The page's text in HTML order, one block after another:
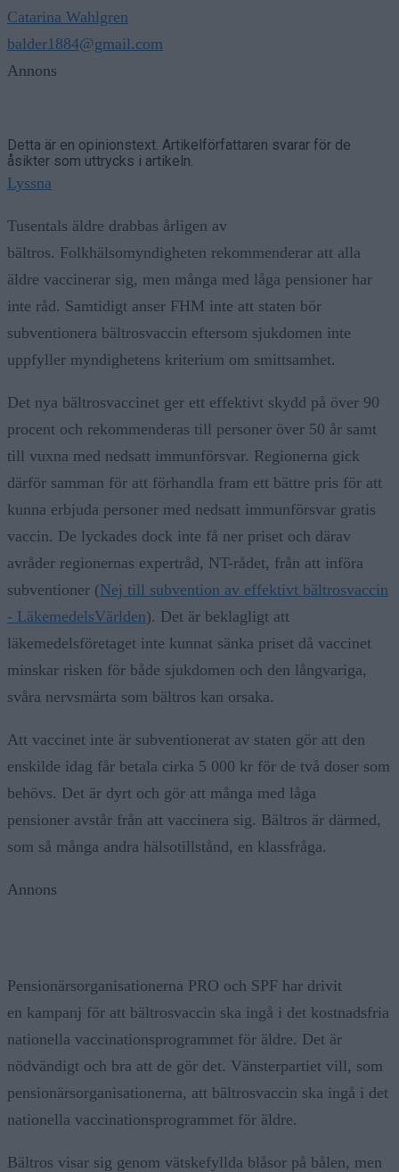
Catarina Wahlgren
balder1884@gmail.com
Annons
Detta är en opinionstext. Artikelförfattaren svarar för de
åsikter som uttrycks i artikeln.
Lyssna
Tusentals äldre drabbas årligen av
bältros. Folkhälsomyndigheten rekommenderar att alla
äldre vaccinerar sig, men många med låga pensioner har
inte råd. Samtidigt anser FHM inte att staten bör
subventionera bältrosvaccin eftersom sjukdomen inte
uppfyller myndighetens kriterium om smittsamhet.
Det nya bältrosvaccinet ger ett effektivt skydd på över 90
procent och rekommenderas till personer över 50 år samt
till vuxna med nedsatt immunförsvar. Regionerna gick
därför samman för att förhandla fram ett bättre pris för att
kunna erbjuda personer med nedsatt immunförsvar gratis
vaccin. De lyckades dock inte få ner priset och därav
avråder regionernas expertråd, NT-rådet, från att införa
subventioner (Nej till subvention av effektivt bältrosvaccin
- LäkemedelsVärlden). Det är beklagligt att
läkemedelsföretaget inte kunnat sänka priset då vaccinet
minskar risken för både sjukdomen och den långvariga,
svåra nervsmärta som bältros kan orsaka.
Att vaccinet inte är subventionerat av staten gör att den
enskilde idag får betala cirka 5 000 kr för de två doser som
behövs. Det är dyrt och gör att många med låga
pensioner avstår från att vaccinera sig. Bältros är därmed,
som så många andra hälsotillstånd, en klassfråga.
Annons
Pensionärsorganisationerna PRO och SPF har drivit
en kampanj för att bältrosvaccin ska ingå i det kostnadsfria
nationella vaccinationsprogrammet för äldre. Det är
nödvändigt och bra att de gör det. Vänsterpartiet vill, som
pensionärsorganisationerna, att bältrosvaccin ska ingå i det
nationella vaccinationsprogrammet för äldre.
Bältros visar sig genom vätskefyllda blåsor på bålen, men